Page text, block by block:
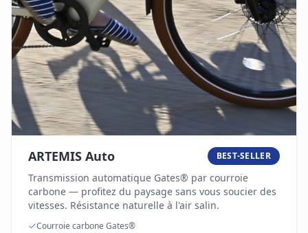
ARTEMIS Auto BEST-SELLER
Transmission automatique Gates® par courroie
carbone — profitez du paysage sans vous soucier des
vitesses. Résistance naturelle à l'air salin.
Courroie carbone Gates®